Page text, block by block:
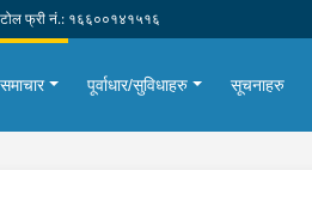
टोल फ्री नं.: १६६००१४१५१६
समाचार पूर्वाधार/सुविधाहरु सूचनाहरु